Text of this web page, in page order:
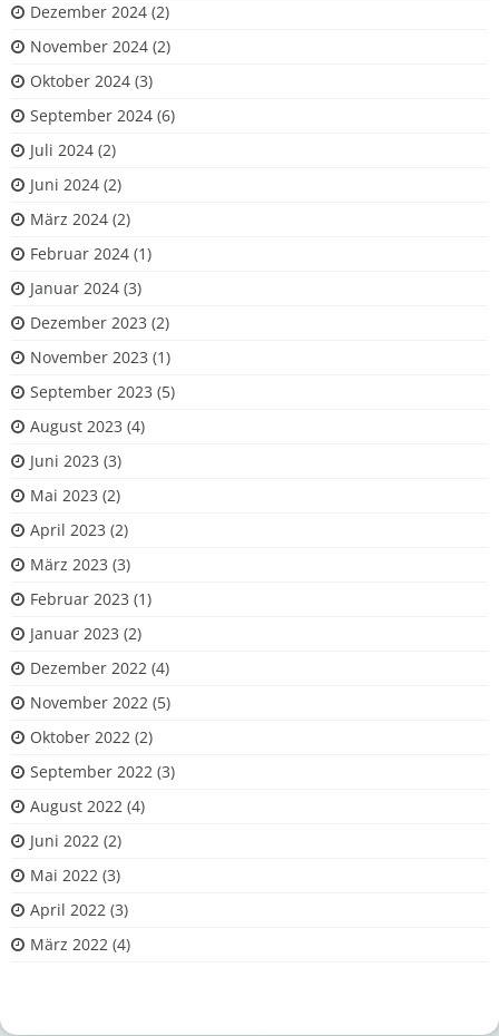
Dezember 2024 (2)
November 2024 (2)
Oktober 2024 (3)
September 2024 (6)
Juli 2024 (2)
Juni 2024 (2)
März 2024 (2)
Februar 2024 (1)
Januar 2024 (3)
Dezember 2023 (2)
November 2023 (1)
September 2023 (5)
August 2023 (4)
Juni 2023 (3)
Mai 2023 (2)
April 2023 (2)
März 2023 (3)
Februar 2023 (1)
Januar 2023 (2)
Dezember 2022 (4)
November 2022 (5)
Oktober 2022 (2)
September 2022 (3)
August 2022 (4)
Juni 2022 (2)
Mai 2022 (3)
April 2022 (3)
März 2022 (4)